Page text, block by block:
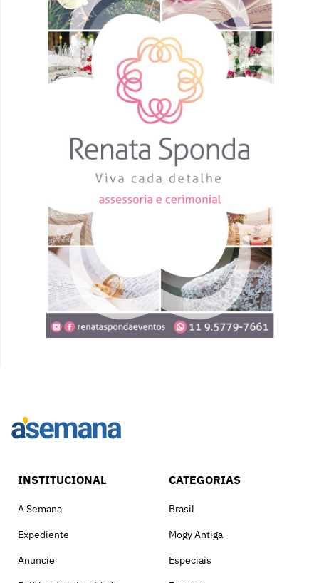
INSTITUCIONAL
A Semana
Expediente
Anuncie
CATEGORIAS
Brasil
Mogy Antiga
Especiais